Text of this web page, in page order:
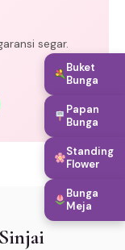
segar.
Buket
Bunga
Papan
Bunga
Standing
Flower
Bunga
Meja